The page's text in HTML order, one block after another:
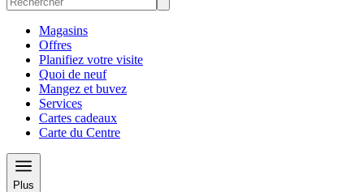
Magasins
Offres
Planifiez votre visite
Quoi de neuf
Mangez et buvez
Services
Cartes cadeaux
Carte du Centre
Plus